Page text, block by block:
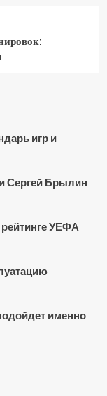
игр и
Сергей Брылин
УЕФА
именно